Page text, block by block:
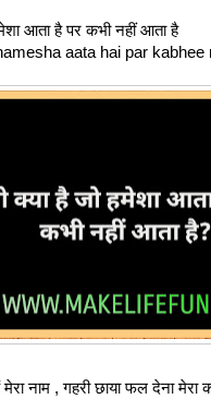
आता है पर कभी नहीं आता है
aata hai par kabhee
नाम , गहरी छाया फल देना मेरा